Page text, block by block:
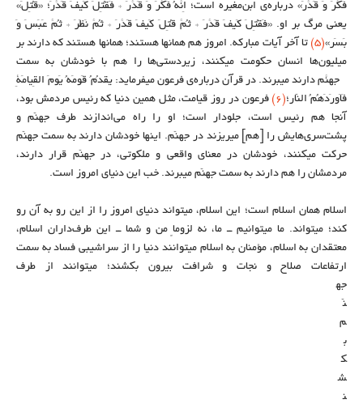
فَکَّرَ وَ قَدَّرَ» درباره‌ی ابن‌مغیره است؛ اِنَّهُ فَکَّرَ وَ قَدَّرَ * فَقُتِلَ کَیفَ قَدَّرَ؛ «قُتِلَ»
یعنی مرگ بر او. «فَقُتِلَ کَیفَ قَدَّرَ * ثُمَّ قُتِلَ کَیفَ قَدَّرَ *ثُمَّ نَظَرَ *ثُمَّ عَبَسَ وَ
بَسَر»(۵)
تا آخر آیات مبارکه. امروز هم همانها هستند؛ همانها هستند که دارند بر
میلیون‌ها انسان حکومت میکنند، زیردستی‌ها را هم با خودشان به سمت
جهنّم دارند میبرند. در قرآن درباره‌ی فرعون میفرماید: یَقدُمُ قَومَهُ یَومَ القِیامَةِ
فَاَورَدَهُمُ النّار؛(۶)
فرعون در روز قیامت، مثل همین دنیا که رئیس مردمش بود،
آنجا هم رئیس است، جلودار است؛ او را راه می‌اندازند طرف جهنّم و
پشت‌سری‌هایش را [هم] میریزند در جهنّم. اینها خودشان دارند به سمت جهنّم
حرکت میکنند، خودشان در معنای واقعی و ملکوتی، در جهنّم قرار دارند،
مردمشان را هم دارند به سمت جهنّم میبرند. خب این دنیای امروز است.
اسلام همان اسلام است؛ این اسلام، میتواند دنیای امروز را از این رو به آن رو
کند؛ میتواند. ما میتوانیم ــ ما، نه لزوماً من و شما ــ این طرف‌داران اسلام،
معتقدان به اسلام، مؤمنان به اسلام میتوانند دنیا را از سراشیبی فساد به سمت
ارتفاعات صلاح و نجات و شرافت بیرون بکشند؛ میتوانند از طرف
جه
نّ
م
ب
ک
ش
ن